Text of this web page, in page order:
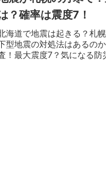
？確率は震度7！
海道で地震は起きる？札
型地震の対処法はあるの
！最大震度7？気になる防